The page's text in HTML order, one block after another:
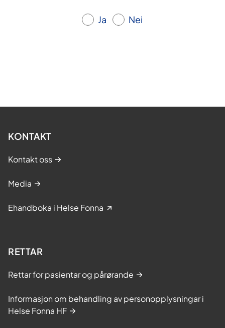
Ja Nei
KONTAKT
Kontakt oss
Media
Ehandboka i Helse Fonna
RETTAR
Rettar for pasientar og pårørande
Informasjon om behandling av personopplysningar i
Helse Fonna HF